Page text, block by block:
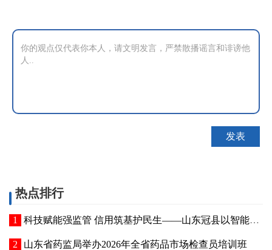
热点排行
科技赋能强监管 信用筑基护民生——山东冠县以智能管控提质“两定机构”医保服务能力
山东省药监局举办2026年全省药品市场检查员培训班